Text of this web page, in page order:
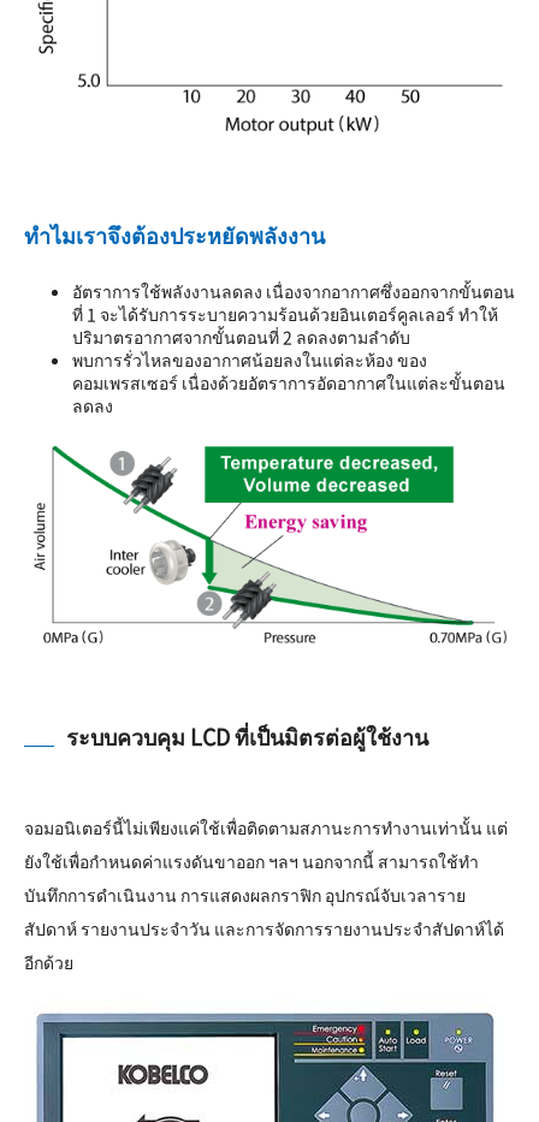
ทำไมเราจึงต้องประหยัดพลังงาน
อัตราการใช้พลังงานลดลง เนื่องจากอากาศซึ่งออกจากขั้นตอน
ที่ 1 จะได้รับการระบายความร้อนด้วยอินเตอร์คูลเลอร์ ทำให้
ปริมาตรอากาศจากขั้นตอนที่ 2 ลดลงตามลำดับ
พบการรั่วไหลของอากาศน้อยลงในแต่ละห้อง ของ
คอมเพรสเซอร์ เนื่องด้วยอัตราการอัดอากาศในแต่ละขั้นตอน
ลดลง
ระบบควบคุม LCD ที่เป็นมิตรต่อผู้ใช้งาน
จอมอนิเตอร์นี้ไม่เพียงแค่ใช้เพื่อติดตามสภานะการทำงานเท่านั้น แต่
ยังใช้เพื่อกำหนดค่าแรงดันขาออก ฯลฯ นอกจากนี้ สามารถใช้ทำ
บันทึกการดำเนินงาน การแสดงผลกราฟิก อุปกรณ์จับเวลาราย
สัปดาห์ รายงานประจำวัน และการจัดการรายงานประจำสัปดาห์ได้
อีกด้วย